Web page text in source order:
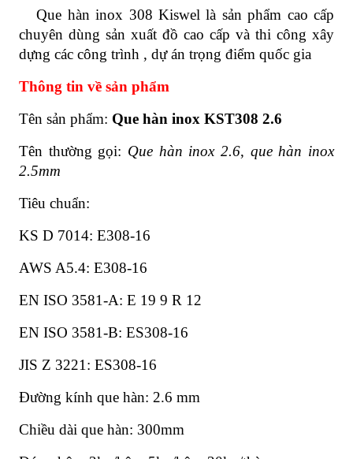
Que hàn inox 308 Kiswel là sản phẩm cao cấp
chuyên dùng sản xuất đồ cao cấp và thi công xây
dựng các công trình , dự án trọng điểm quốc gia
Thông tin về sản phẩm
Tên sản phẩm: Que hàn inox KST308 2.6
Tên thường gọi: Que hàn inox 2.6, que hàn inox
2.5mm
Tiêu chuẩn:
KS D 7014: E308-16
AWS A5.4: E308-16
EN ISO 3581-A: E 19 9 R 12
EN ISO 3581-B: ES308-16
JIS Z 3221: ES308-16
Đường kính que hàn: 2.6 mm
Chiều dài que hàn: 300mm